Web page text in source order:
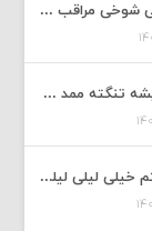
دانلود آهنگ مهدی فروغی به نام ولی بی شوخی مراقب من باش
دانلود آهنگ محمد ملایی به نام دل همیشه تنگته ممد کله ونگته
دانلود آهنگ محمد محرمی به نام دلتنگتم خیلی لیلی لیلی لیلی تو که نباشی پیش من به زندگی میلی